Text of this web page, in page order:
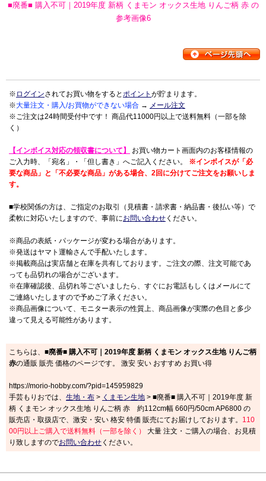
■廃番■ 購入不可｜2019年度 新柄 くまモン オックス生地 りんご柄 赤 の
参考画像6
※ ログインされてお買い物をするとポイント が貯まります。
※大量注文・購入/お買物ができない場合 → メール注文
※ご注文は24時間受付中です！ 商品代11000円以上で送料無料（一部を除
く）
【インボイス対応の領収書について】
お買い物カート画面内のお客様情報の
ご入力時、「宛名」・「但し書き」へご記入ください。 ※インボイスが「必
要な商品」と「不必要な商品」がある場合、2回に分けてご注文をお願いしま
す。
■学校関係の方は、ご指定のお取引（見積書・請求書・納品書・後払い等）で
柔軟に対応いたしますので、事前にお問い合わせ ください。
※商品の表紙・パッケージが変わる場合があります。
※発送はヤマト運輸さんで手配いたします。
※掲載商品は実店舗と在庫を共有しております。ご注文の際、注文可能であ
っても品切れの場合がございます。
※在庫確認後、品切れ等ございましたら、すぐにお電話もしくはメールにて
ご連絡いたしますので予めご了承ください。
※商品画像について、モニター表示の性質上、商品画像が実際の色目と多少
違って見える可能性があります。
こちらは、 ■廃番■ 購入不可｜2019年度 新柄 くまモン オックス生地 りんご柄
赤の通販 販売 価格のページです。 激安 安い おすすめ お買い得
https://morio-hobby.com/?pid=145959829
手芸もりおでは、 生地・布 > くまモン生地 > ■廃番■ 購入不可｜2019年度 新
柄 くまモン オックス生地 りんご柄 赤 約112cm幅 660円/50cm AP6800 の
販売店・取扱店で、激安・安い 格安 特価 販売にてお届けしております。 110
00円以上ご購入で送料無料（一部を除く）
大量 注文・ご購入の場合、お見積
り致しますのでお問い合わせ ください。